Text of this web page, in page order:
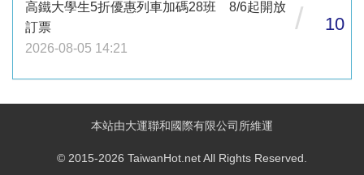
高鐵大學生5折優惠列車加碼28班 8/6起開放
訂票
2026-08-05 14:21
/ 10
本站由大運聯和國際有限公司所維運
© 2015-2026 TaiwanHot.net All Rights Reserved.